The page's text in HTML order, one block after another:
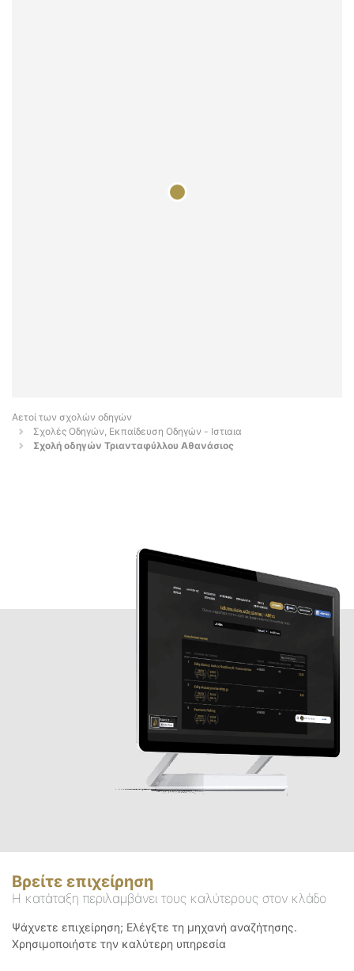
Αετοί των σχολών οδηγών
Σχολές Οδηγών, Εκπαίδευση Οδηγών - Ιστιαια
Σχολή οδηγών Τριανταφύλλου Αθανάσιος
Βρείτε επιχείρηση
Η κατάταξη περιλαμβάνει τους καλύτερους στον κλάδο
Ψάχνετε επιχείρηση; Ελέγξτε τη μηχανή αναζήτησης.
Χρησιμοποιήστε την καλύτερη υπηρεσία